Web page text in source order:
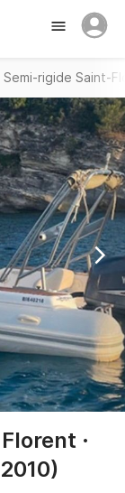
Semi-rigide Saint-
·